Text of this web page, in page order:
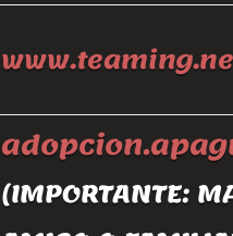
(IMPORTANTE: